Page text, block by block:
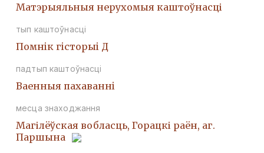
Матэрыяльныя нерухомыя каштоўнасці
тып каштоўнасці
Помнiк гiсторыi Д
падтып каштоўнасці
Ваенныя пахаваннi
месца знаходжання
Магілёўская вобласць, Горацкі раён, аг.
Паршына